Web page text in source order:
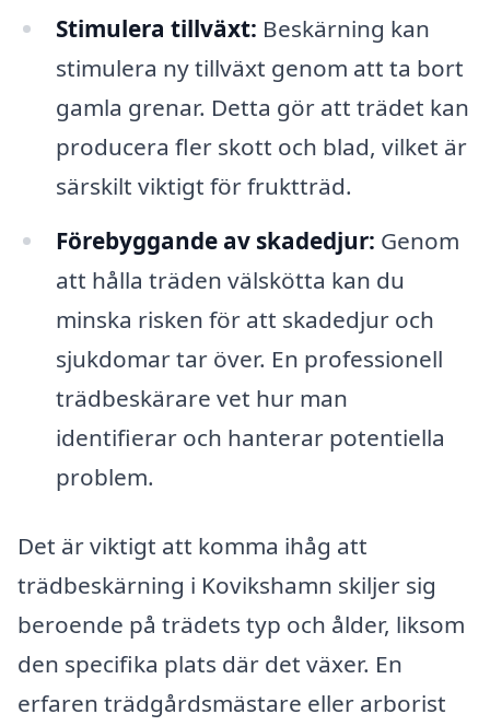
Stimulera tillväxt: Beskärning kan
stimulera ny tillväxt genom att ta bort
gamla grenar. Detta gör att trädet kan
producera fler skott och blad, vilket är
särskilt viktigt för fruktträd.
Förebyggande av skadedjur: Genom
att hålla träden välskötta kan du
minska risken för att skadedjur och
sjukdomar tar över. En professionell
trädbeskärare vet hur man
identifierar och hanterar potentiella
problem.
Det är viktigt att komma ihåg att
trädbeskärning i Kovikshamn skiljer sig
beroende på trädets typ och ålder, liksom
den specifika plats där det växer. En
erfaren trädgårdsmästare eller arborist